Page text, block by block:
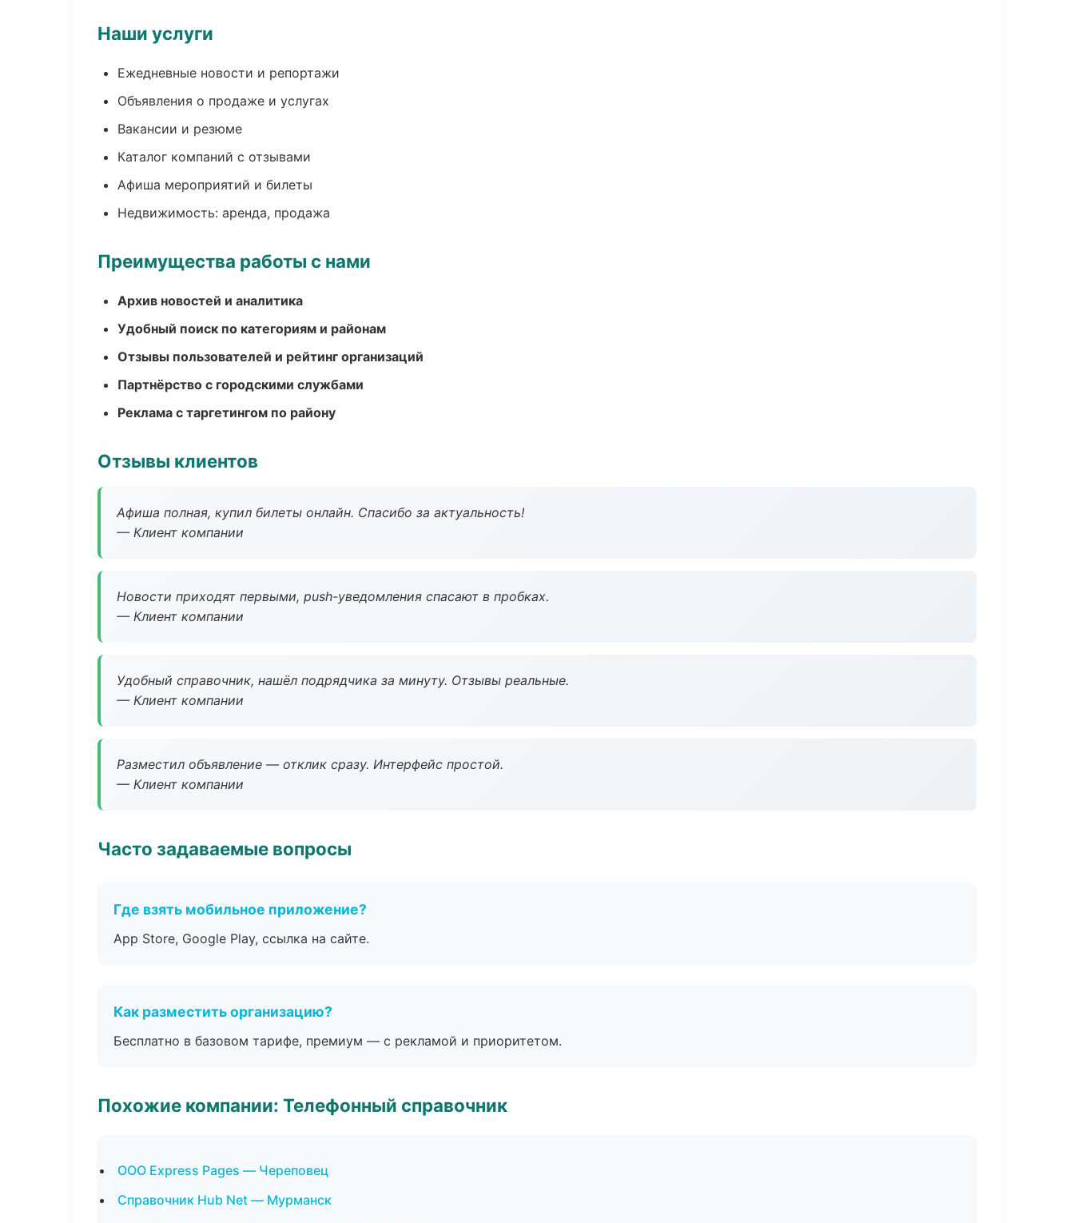
Наши услуги
Ежедневные новости и репортажи
Объявления о продаже и услугах
Вакансии и резюме
Каталог компаний с отзывами
Афиша мероприятий и билеты
Недвижимость: аренда, продажа
Преимущества работы с нами
Архив новостей и аналитика
Удобный поиск по категориям и районам
Отзывы пользователей и рейтинг организаций
Партнёрство с городскими службами
Реклама с таргетингом по району
Отзывы клиентов
Афиша полная, купил билеты онлайн. Спасибо за актуальность!
— Клиент компании
Новости приходят первыми, push-уведомления спасают в пробках.
— Клиент компании
Удобный справочник, нашёл подрядчика за минуту. Отзывы реальные.
— Клиент компании
Разместил объявление — отклик сразу. Интерфейс простой.
— Клиент компании
Часто задаваемые вопросы
Где взять мобильное приложение?
App Store, Google Play, ссылка на сайте.
Как разместить организацию?
Бесплатно в базовом тарифе, премиум — с рекламой и приоритетом.
Похожие компании: Телефонный справочник
ООО Express Pages — Череповец
Справочник Hub Net — Мурманск